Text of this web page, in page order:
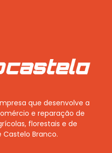
que desenvolve a
e reparação de
florestais e de
Branco.